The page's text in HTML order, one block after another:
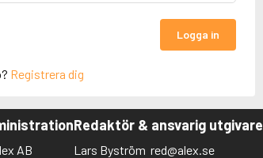
Logga in
Registrera dig
AB
Redaktör & ansvarig utgivare
Lars Byström red@alex.se